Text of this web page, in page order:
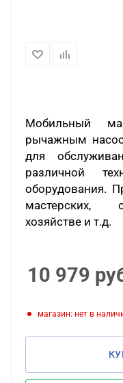
Мобильный
рычажным
для
различной
оборудования.
мастерских,
хозяйстве и т.д.
10 979
Магазин: нет в